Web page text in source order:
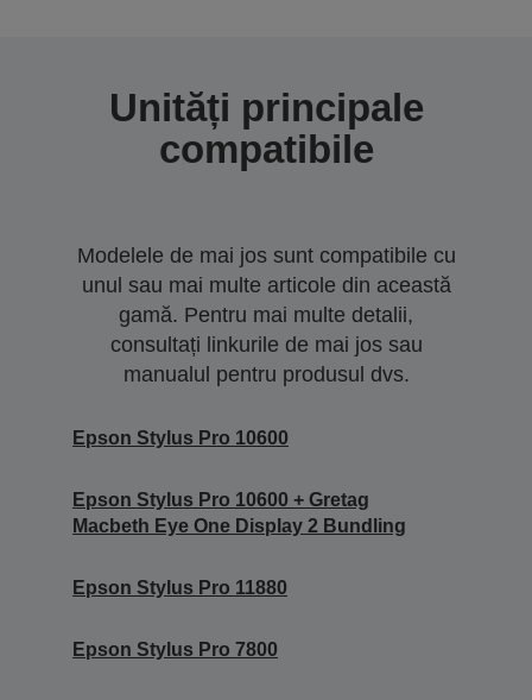
Unități principale
compatibile
Modelele de mai jos sunt compatibile cu
unul sau mai multe articole din această
gamă. Pentru mai multe detalii,
consultați linkurile de mai jos sau
manualul pentru produsul dvs.
Epson Stylus Pro 10600
Epson Stylus Pro 10600 + Gretag
Macbeth Eye One Display 2 Bundling
Epson Stylus Pro 11880
Epson Stylus Pro 7800